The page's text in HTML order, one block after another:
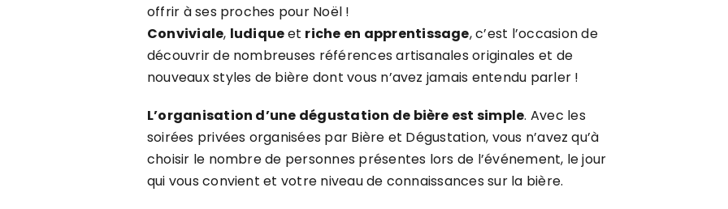
offrir à ses proches pour Noël !
Conviviale, ludiqueet riche en apprentissage, c’est l’occasion de
découvrir de nombreuses références artisanales originales et de
nouveaux styles de bière dont vous n’avez jamais entendu parler !
L’organisation d’une dégustation de bière est simple. Avec les
soirées privées organisées par Bière et Dégustation, vous n’avez qu’à
choisir le nombre de personnes présentes lors de l’événement, le jour
qui vous convient et votre niveau de connaissances sur la bière.